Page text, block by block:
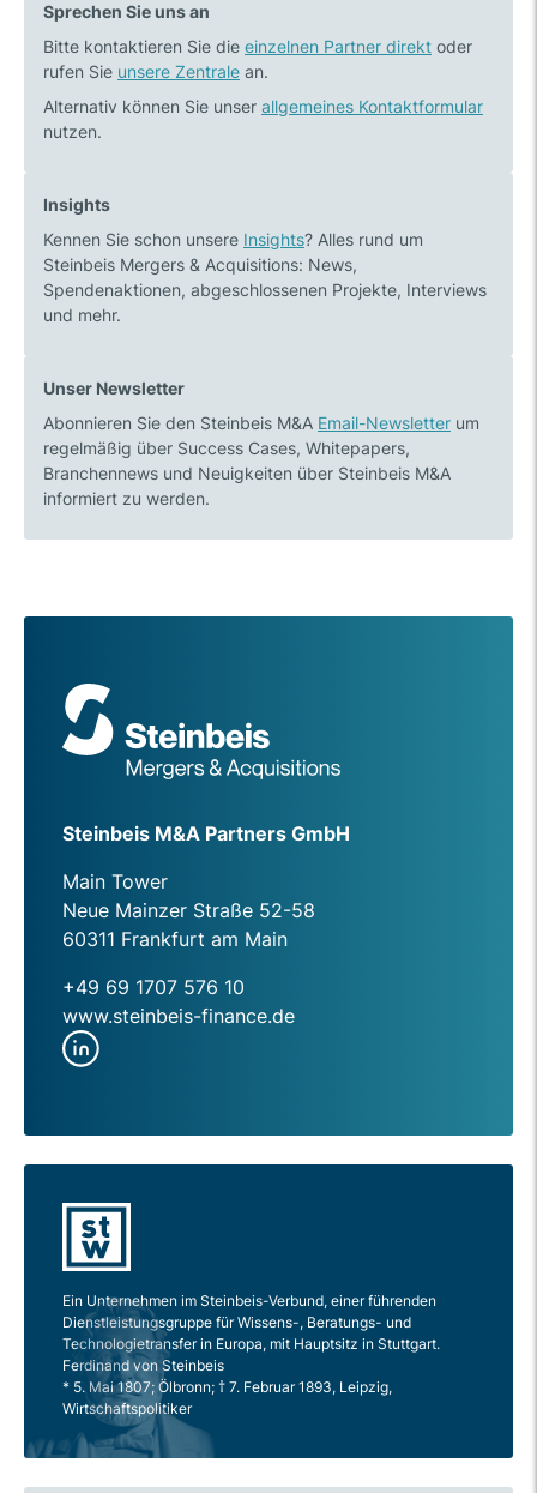
Bekim
Asani
(Partner)
verstärkt
Steinbeis
Büro
in
berät
Hornbach“
eines
Forward
Fundings
Sprechen Sie uns an
Bitte kontaktieren Sie die einzelnen Partner direkt oder
rufen Sie unsere Zentrale an.
Alternativ können Sie unser allgemeines Kontaktformular
nutzen.
Insights
Kennen Sie schon unsere Insights? Alles rund um
Steinbeis Mergers & Acquisitions: News,
Spendenaktionen, abgeschlossenen Projekte, Interviews
und mehr.
Unser Newsletter
Abonnieren Sie den Steinbeis M&A Email-Newsletter um
regelmäßig über Success Cases, Whitepapers,
Branchennews und Neuigkeiten über Steinbeis M&A
informiert zu werden.
Steinbeis M&A Partners GmbH
Main Tower
Neue Mainzer Straße 52-58
60311 Frankfurt am Main
+49 69 1707 576 10
www.steinbeis-finance.de
Ein Unternehmen im Steinbeis-Verbund, einer führenden
Dienstleistungsgruppe für Wissens-, Beratungs- und
Technologietransfer in Europa, mit Hauptsitz in Stuttgart.
Ferdinand von Steinbeis
* 5. Mai 1807; Ölbronn; † 7. Februar 1893, Leipzig,
Wirtschaftspolitiker